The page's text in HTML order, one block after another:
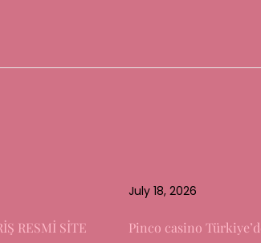
RESMİ SİTE
July 18, 2026
Pinco casino